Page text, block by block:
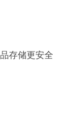
存储更安全